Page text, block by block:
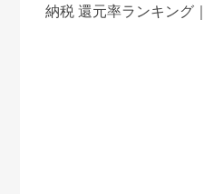
納税 還元率ランキング